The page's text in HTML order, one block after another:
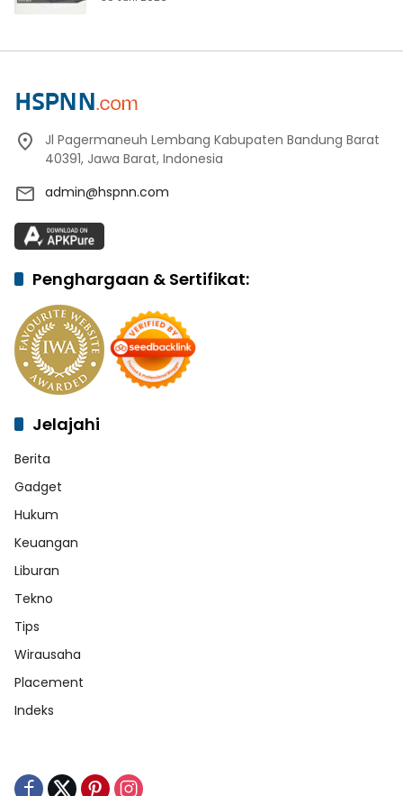
Jl Pagermaneuh Lembang Kabupaten Bandung Barat
40391, Jawa Barat, Indonesia
admin@hspnn.com
Penghargaan & Sertifikat:
Jelajahi
Berita
Gadget
Hukum
Keuangan
Liburan
Tekno
Tips
Wirausaha
Placement
Indeks